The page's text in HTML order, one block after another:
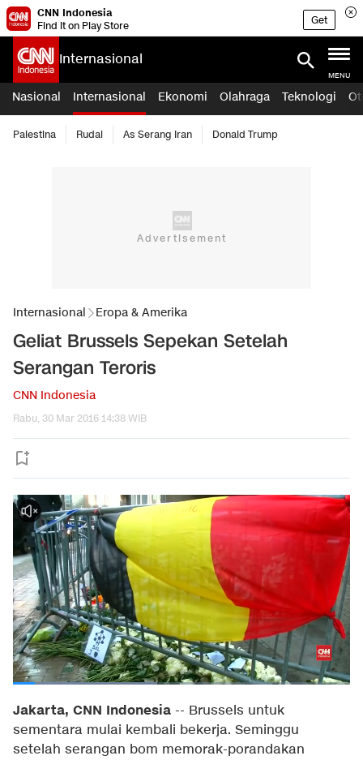
CNN Indonesia
Find it on Play Store
Get
Internasional
MENU
Nasional Internasional Ekonomi Olahraga Teknologi
Palestina Rudal As Serang Iran Donald Trump
Internasional Eropa & Amerika
Geliat Brussels Sepekan Setelah
Serangan Teroris
CNN Indonesia
Rabu, 30 Mar 2016 14:38 WIB
Jakarta, CNN Indonesia -- Brussels untuk
sementara mulai kembali bekerja. Seminggu
setelah serangan bom memorak-porandakan